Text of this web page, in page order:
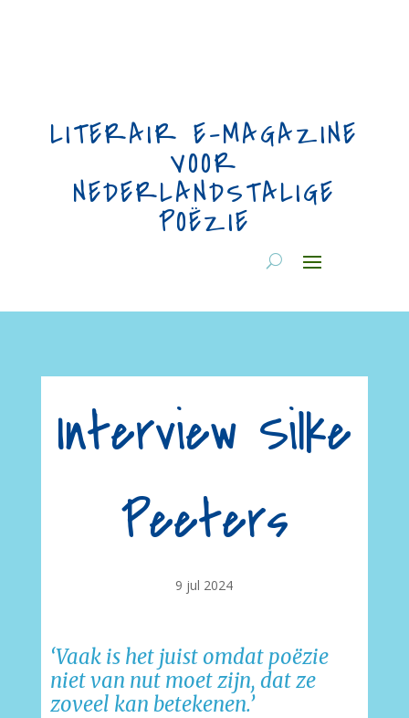
LITERAIR E-MAGAZINE
VOOR
NEDERLANDSTALIGE
POËZIE
Interview Silke
Peeters
9 jul 2024
‘Vaak is het juist omdat poëzie
niet van nut moet zijn, dat ze
zoveel kan betekenen.’